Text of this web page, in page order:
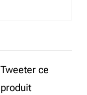
Tweeter ce
produit